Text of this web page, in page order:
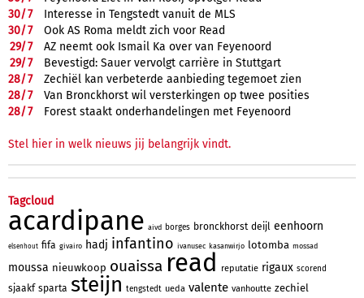
30/7
Interesse in Tengstedt vanuit de MLS
30/7
Ook AS Roma meldt zich voor Read
29/7
AZ neemt ook Ismail Ka over van Feyenoord
29/7
Bevestigd: Sauer vervolgt carrière in Stuttgart
28/7
Zechiël kan verbeterde aanbieding tegemoet zien
28/7
Van Bronckhorst wil versterkingen op twee posities
28/7 Forest staakt onderhandelingen met Feyenoord
Stel hier in welk nieuws jij belangrijk vindt.
Tagcloud
acardipane aivd borges bronckhorst deijl eenhoorn
elsenhout fifa givairo hadj infantino ivanusec kasanwirjo lotomba mossad
moussa nieuwkoop ouaissa read reputatie rigaux scorend
sjaakf sparta steijn tengstedt ueda valente vanhoutte zechiel